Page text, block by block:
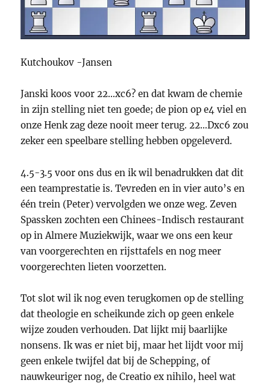
Kutchoukov -Jansen
Janski koos voor 22…xc6? en dat kwam de chemie
in zijn stelling niet ten goede; de pion op e4 viel en
onze Henk zag deze nooit meer terug. 22…Dxc6 zou
zeker een speelbare stelling hebben opgeleverd.
4.5-3.5 voor ons dus en ik wil benadrukken dat dit
een teamprestatie is. Tevreden en in vier auto’s en
één trein (Peter) vervolgden we onze weg. Zeven
Spassken zochten een Chinees-Indisch restaurant
op in Almere Muziekwijk, waar we ons een keur
van voorgerechten en rijsttafels en nog meer
voorgerechten lieten voorzetten.
Tot slot wil ik nog even terugkomen op de stelling
dat theologie en scheikunde zich op geen enkele
wijze zouden verhouden. Dat lijkt mij baarlijke
nonsens. Ik was er niet bij, maar het lijdt voor mij
geen enkele twijfel dat bij de Schepping, of
nauwkeuriger nog, de Creatio ex nihilo, heel wat